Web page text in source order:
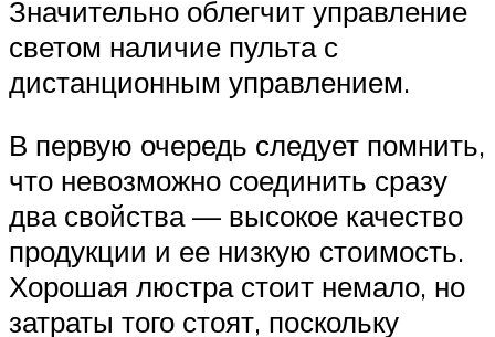
Значительно облегчит управление
светом наличие пульта с
дистанционным управлением.
В первую очередь следует помнить,
что невозможно соединить сразу
два свойства — высокое качество
продукции и ее низкую стоимость.
Хорошая люстра стоит немало, но
затраты того стоят, поскольку